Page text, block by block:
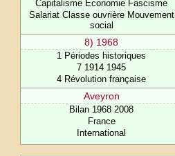
Capitalisme Economie Fascisme
Salariat Classe ouvrière Mouvement
social
8) 1968
1 Périodes historiques
7 1914 1945
4 Révolution française
Aveyron
Bilan 1968 2008
France
International